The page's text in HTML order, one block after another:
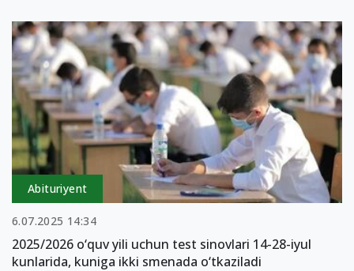
Abituriyent
6.07.2025 14:34
2025/2026 o‘quv yili uchun test sinovlari 14-28-iyul
kunlarida, kuniga ikki smenada о‘tkaziladi